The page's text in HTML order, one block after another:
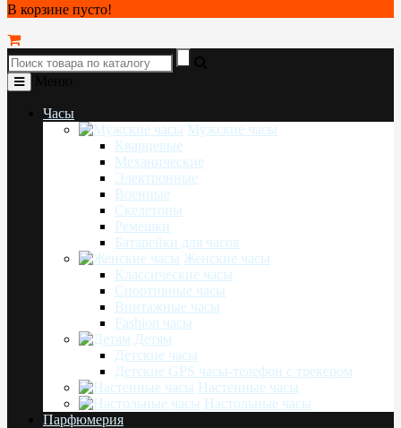
В корзине пусто!
Часы
Мужские часы
Кварцевые
Механические
Электронные
Военные
Скелетоны
Ремешки
Батарейки для часов
Женские часы
Классические часы
Спортивные часы
Винтажные часы
Fashion часы
Детям
Детские часы
Детские GPS часы-телефон с трекером
Настенные часы
Настольные часы
Парфюмерия